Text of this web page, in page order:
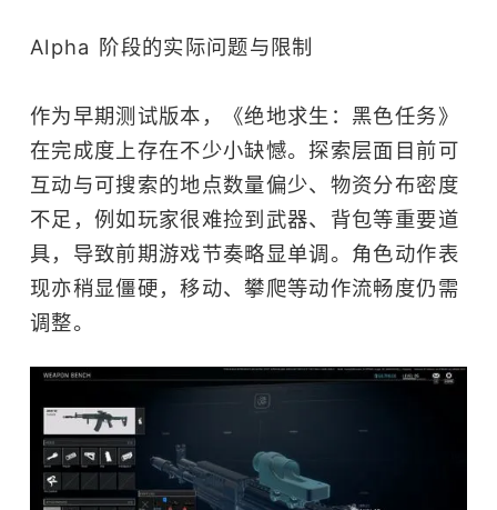
Alpha 阶段的实际问题与限制
作为早期测试版本，《绝地求生：黑色任务》
在完成度上存在不少小缺憾。探索层面目前可
互动与可搜索的地点数量偏少、物资分布密度
不足，例如玩家很难捡到武器、背包等重要道
具，导致前期游戏节奏略显单调。角色动作表
现亦稍显僵硬，移动、攀爬等动作流畅度仍需
调整。